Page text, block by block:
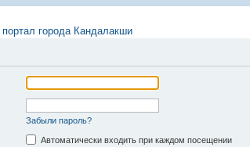
города Кандалакши
Забыли пароль?
Автоматически входить при каждом посещении